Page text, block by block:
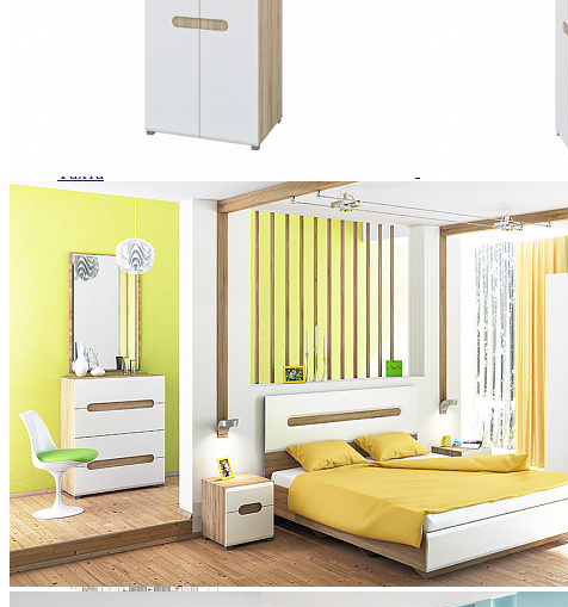
Решетки и настилы под матрас
Тахта
Туалетные столики
Тумбы прикроватные
Шкафы для одежды
Антресоли на шкаф
Полки и ящики в шкаф для одежды
Шкаф 1-дверный для одежды и белья
Шкафы 2-х дверные для одежды и белья
Шкафы 3-х дверные для одежды и белья
Шкафы 4-х дверные для одежды и белья
Шкафы 5-ти дверные для одежды и белья
Шкафы 6-ти дверные для одежды и белья
Шкафы купе для одежды и белья
Шкафы угловые для одежды и белья
Ящики и короба